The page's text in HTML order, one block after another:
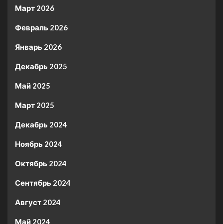
Март 2026
Февраль 2026
Январь 2026
Декабрь 2025
Май 2025
Март 2025
Декабрь 2024
Ноябрь 2024
Октябрь 2024
Сентябрь 2024
Август 2024
Май 2024